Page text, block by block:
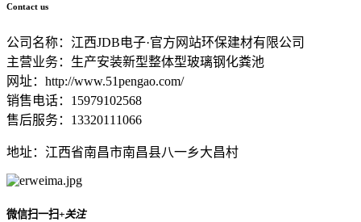
Contact us
公司名称：江西JDB电子·官方网站环保建材有限公司
主营业务：生产安装新型整体型玻璃钢化粪池
网址：http://www.51pengao.com/
销售电话：15979102568
售后服务：13320111066
地址：江西省南昌市南昌县八一乡大昌村
微信扫一扫+关注